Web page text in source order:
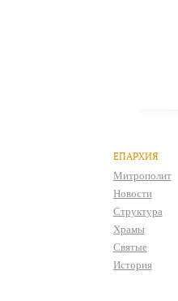
ЕПАРХИЯ
Митрополит
Новости
Структура
Храмы
Святые
История